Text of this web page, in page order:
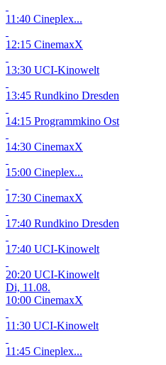
11:40 Cineplex...
12:15 CinemaxX
13:30 UCI-Kinowelt
13:45 Rundkino Dresden
14:15 Programmkino Ost
14:30 CinemaxX
15:00 Cineplex...
17:30 CinemaxX
17:40 Rundkino Dresden
17:40 UCI-Kinowelt
20:20 UCI-Kinowelt
Di, 11.08.
10:00 CinemaxX
11:30 UCI-Kinowelt
11:45 Cineplex...